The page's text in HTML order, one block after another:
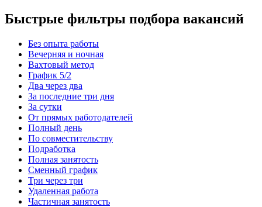
Быстрые фильтры подбора вакансий
Без опыта работы
Вечерняя и ночная
Вахтовый метод
График 5/2
Два через два
За последние три дня
За сутки
От прямых работодателей
Полный день
По совместительству
Подработка
Полная занятость
Сменный график
Три через три
Удаленная работа
Частичная занятость